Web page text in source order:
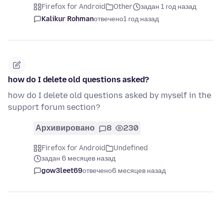
Firefox for Android Other
задан 1 год назад
Kalikur Rohmanотвечено1 год назад
how do I delete old questions asked?
how do I delete old questions asked by myself in the
support forum section?
Архивировано 8 230
Firefox for Android
Undefined
задан 6 месяцев назад
gow3leet69отвечено6 месяцев назад